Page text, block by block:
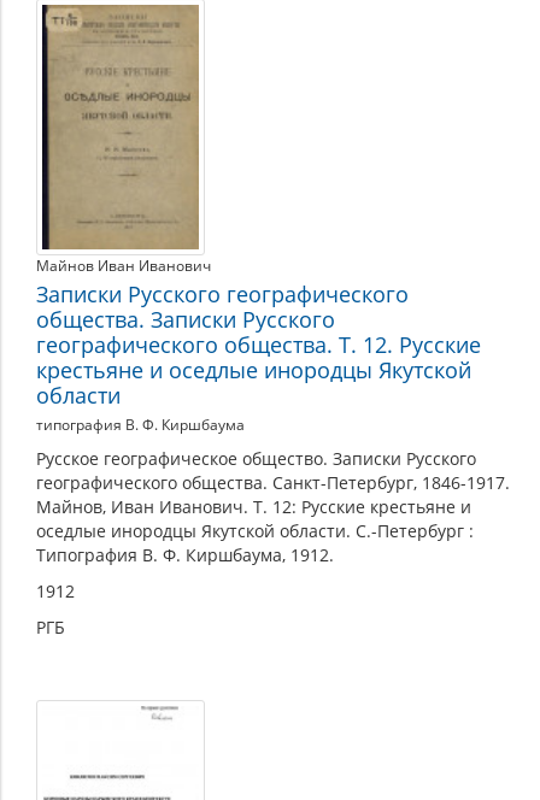
Майнов Иван Иванович
Записки Русского географического
общества. Записки Русского
географического общества. Т. 12. Русские
крестьяне и оседлые инородцы Якутской
области
типография В. Ф. Киршбаума
Русское географическое общество. Записки Русского
географического общества. Санкт-Петербург, 1846-1917.
Майнов, Иван Иванович. Т. 12: Русские крестьяне и
оседлые инородцы Якутской области. C.-Петербург :
Типография В. Ф. Киршбаума, 1912.
1912
РГБ